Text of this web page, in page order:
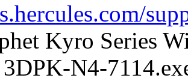
Kyro Series
N4-